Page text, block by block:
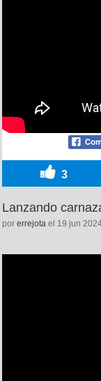
3
Lanzando
por errejota el 19 jun